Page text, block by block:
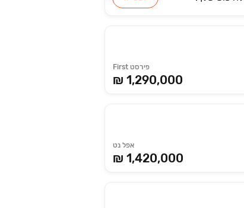
פירסט First
₪ 1,290,000
אפל נט
₪ 1,420,000